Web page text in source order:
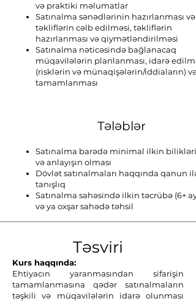
və praktiki məlumatlar
Satınalma sənədlərinin hazırlanması və
təkliflərin cəlb edilməsi, təkliflərin
hazırlanması və qiymətləndirilməsi
Satınalma nəticəsində bağlanacaq
müqavilələrin planlanması, idarə
(risklərin və münaqişələrin/iddiaların) və
tamamlanması
Tələblər
Satınalma barədə minimal ilkin
və anlayışın olması
Dövlət satınalmaları haqqında qanun ilə
tanışlıq
Satınalma sahəsində ilkin təcrübə (6+ ay)
və ya oxşar sahədə təhsil
Təsviri
Kurs haqqında:
Ehtiyacın yaranmasından sifarişin
tamamlanmasına qədər satınalmaların
təşkili və müqavilələrin idarə olunması